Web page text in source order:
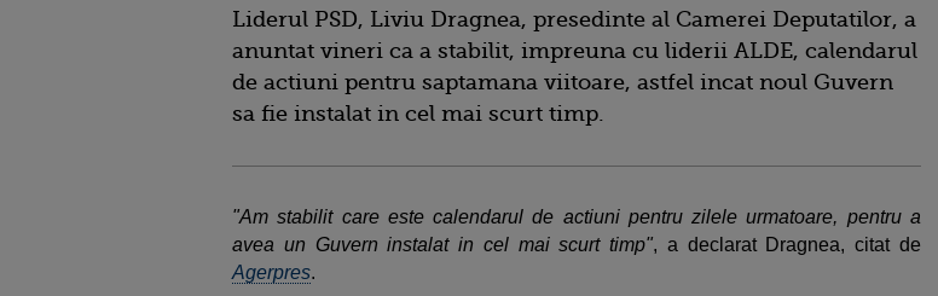
Liderul PSD, Liviu Dragnea, presedinte al Camerei Deputatilor, a
anuntat vineri ca a stabilit, impreuna cu liderii ALDE, calendarul
de actiuni pentru saptamana viitoare, astfel incat noul Guvern
sa fie instalat in cel mai scurt timp.
"Am stabilit care este calendarul de actiuni pentru zilele urmatoare, pentru a
avea un Guvern instalat in cel mai scurt timp", a declarat Dragnea, citat de
Agerpres.